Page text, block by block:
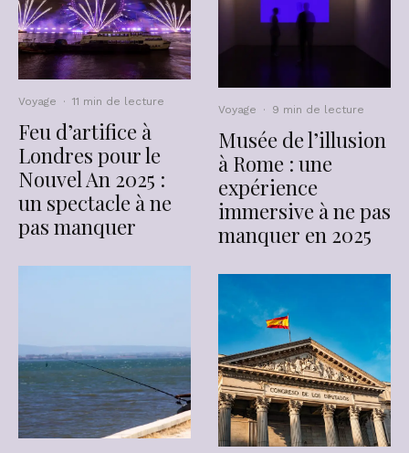
Voyage · 11 min de lecture
Feu d’artifice à
Londres pour le
Nouvel An 2025 :
un spectacle à ne
pas manquer
Voyage · 9 min de lecture
Musée de l’illusion
à Rome : une
expérience
immersive à ne pas
manquer en 2025